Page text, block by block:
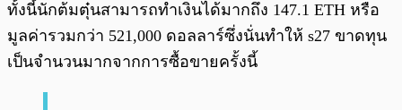
ทั้งนี้นักต้มตุ๋นสามารถทำเงินได้มากถึง 147.1 ETH หรือ
มูลค่ารวมกว่า 521,000 ดอลลาร์ซึ่งนั่นทำให้ s27 ขาดทุน
เป็นจำนวนมากจากการซื้อขายครั้งนี้